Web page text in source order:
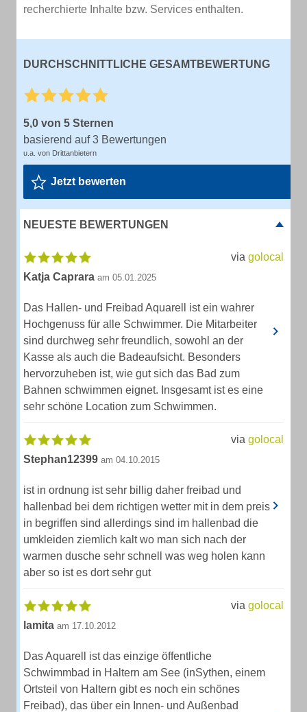
recherchierte Inhalte bzw. Services enthalten.
DURCHSCHNITTLICHE GESAMTBEWERTUNG
5,0 von 5 Sternen
basierend auf 3 Bewertungen
u.a. von Drittanbietern
Jetzt bewerten
NEUESTE BEWERTUNGEN
via golocal
Katja Caprara am 05.01.2025
Das Hallen- und Freibad Aquarell ist ein wahrer
Hochgenuss für alle Schwimmer. Die Mitarbeiter
sind durchweg sehr freundlich, sowohl an der
Kasse als auch die Badeaufsicht. Besonders
hervorzuheben ist, wie gut sich das Bad zum
Bahnen schwimmen eignet. Insgesamt ist es eine
sehr schöne Location zum Schwimmen.
via golocal
Stephan12399 am 04.10.2015
ist in ordnung ist sehr billig daher freibad und
hallenbad bei dem richtigen wetter mit in dem preis
in begriffen sind allerdings sind im hallenbad die
umkleiden ziemlich kalt wo man sich nach der
warmen dusche sehr schnell was weg holen kann
aber so ist es dort sehr gut
via golocal
lamita am 17.10.2012
Das Aquarell ist das einzige öffentliche
Schwimmbad in Haltern am See (inSythen, einem
Ortsteil von Haltern gibt es noch ein schönes
Freibad), das über ein Innen- und Außenbad